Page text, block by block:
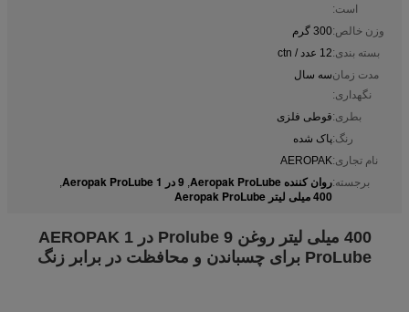
است:
وزن خالص:300 گرم
بسته بندی:12 عدد / ctn
مدت زمان
نگهداری:
سه سال
بطری:قوطی فلزی
رنگ:پاک شده
نام تجاری:AEROPAK
برجسته:روان کننده Aeropak ProLube , 9 در 1 Aeropak ProLube ,
400 میلی لیتر Aeropak ProLube
400 میلی لیتر روغن Prolube 9 در 1 AEROPAK
ProLube برای چسباندن و محافظت در برابر زنگ